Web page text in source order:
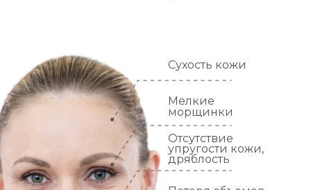
Сухость кожи
Мелкие
морщинки
Отсутствие
упругости кожи,
дряблость